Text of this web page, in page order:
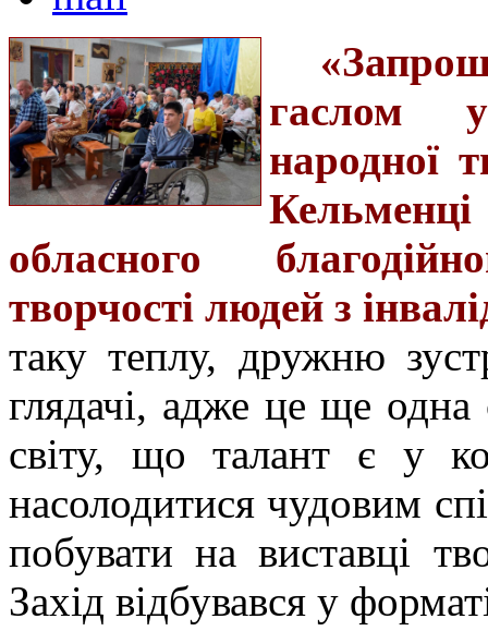
гаслом
народної
обласного
творчості людей з
таку теплу, дружню
глядачі, адже це ще
світу, що талант є у
насолодитися чудовим
побувати на виставці
Захід відбувався у